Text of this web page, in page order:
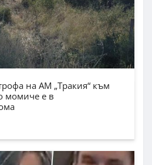
на АМ „Тракия“ към
момиче е в